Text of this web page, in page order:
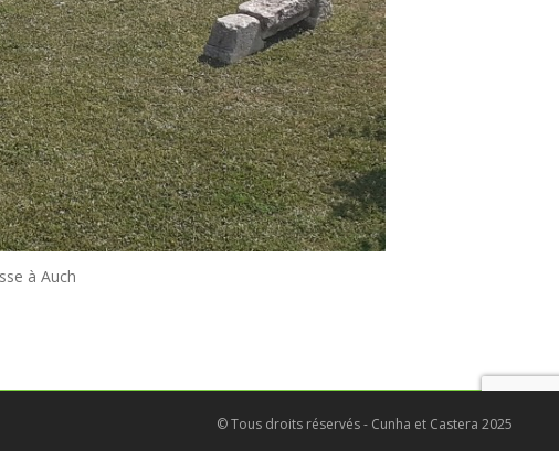
à Auch
© Tous droits réservés - Cunha et Castera 2025